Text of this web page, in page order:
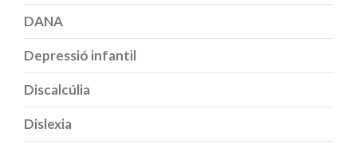
DANA
Depressió infantil
Discalcúlia
Dislexia